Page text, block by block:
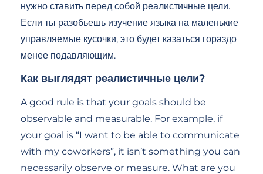
нужно ставить перед собой реалистичные цели.
Если ты разобьешь изучение языка на маленькие
управляемые кусочки, это будет казаться гораздо
менее подавляющим.
Как выглядят реалистичные цели?
A good rule is that your goals should be
observable and measurable. For example, if
your goal is “I want to be able to communicate
with my coworkers”, it isn’t something you can
necessarily observe or measure. What are you